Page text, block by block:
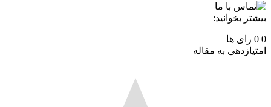
بخوانید:
رای ها
به مقاله